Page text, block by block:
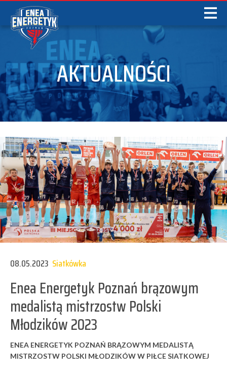
AKTUALNOŚCI
08.05.2023 Siatkówka
Enea Energetyk Poznań brązowym
medalistą mistrzostw Polski
Młodzików 2023
ENEA ENERGETYK POZNAŃ BRĄZOWYM MEDALISTĄ
MISTRZOSTW POLSKI MŁODZIKÓW W PIŁCE SIATKOWEJ